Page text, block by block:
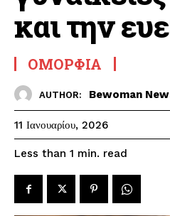
και την
ΟΜΟΡΦΙΆ
AUTHOR: Bewoman
11 Ιανουαρίου, 2026
Less than 1 min. read